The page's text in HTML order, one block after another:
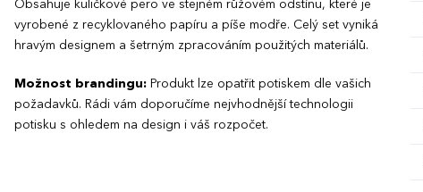
Obsahuje kuličkové pero ve stejném růžovém odstínu, které je
vyrobené z recyklovaného papíru a píše modře. Celý set vyniká
hravým designem a šetrným zpracováním použitých materiálů.
Možnost brandingu: Produkt lze opatřit potiskem dle vašich
požadavků. Rádi vám doporučíme nejvhodnější technologii
potisku s ohledem na design i váš rozpočet.